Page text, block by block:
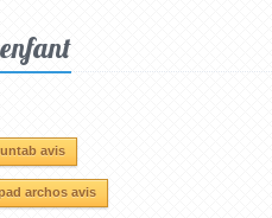
avis
archos avis